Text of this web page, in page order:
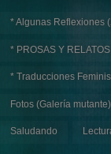
* Algunas Reflexiones
* PROSAS Y
* Traducciones
Fotos (Galería mutante)
Saludando